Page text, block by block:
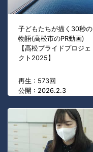
子どもたちが描く30秒の
物語(高松市のPR動画)
【高松プライドプロジェ
クト2025】
再生 : 573回
公開 : 2026.2.3